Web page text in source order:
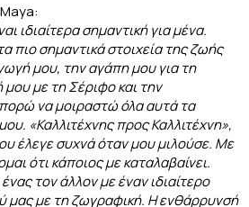
ιδιαίτερα σημαντική για μένα.
πιο σημαντικά στοιχεία της ζωής
μου, την αγάπη μου για τη
με τη Σέριφο και την
να μοιραστώ όλα αυτά τα
«Καλλιτέχνης προς Καλλιτέχνη»,
έλεγε συχνά όταν μου μιλούσε. Με
ότι κάποιος με καταλαβαίνει.
τον άλλον με έναν ιδιαίτερο
μας με τη ζωγραφική. Η ενθάρρυνσή